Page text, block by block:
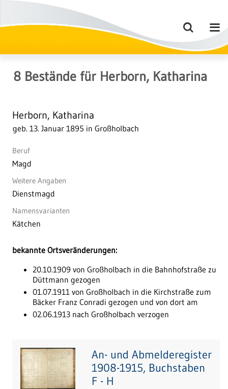
8 Bestände für Herborn, Katharina
bekannte Ortsveränderungen:
20.10.1909 von Großholbach in die Bahnhofstraße zu
Düttmann gezogen
01.07.1911 von Großholbach in die Kirchstraße zum
Bäcker Franz Conradi gezogen und von dort am
02.06.1913 nach Großholbach verzogen
Herborn, Katharina
geb. 13. Januar 1895 in Großholbach
Beruf
Magd
Weitere Angaben
Dienstmagd
Namensvarianten
Kätchen
An- und Abmelderegister
1908-1915, Buchstaben
F - H